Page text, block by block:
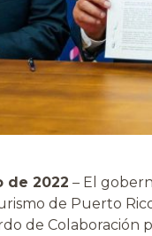
de 2022 – El
de Puerto
de Colaboración